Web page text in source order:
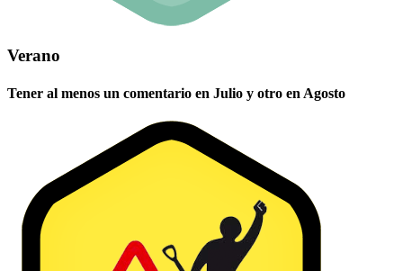
Verano
Tener al menos un comentario en Julio y otro en Agosto